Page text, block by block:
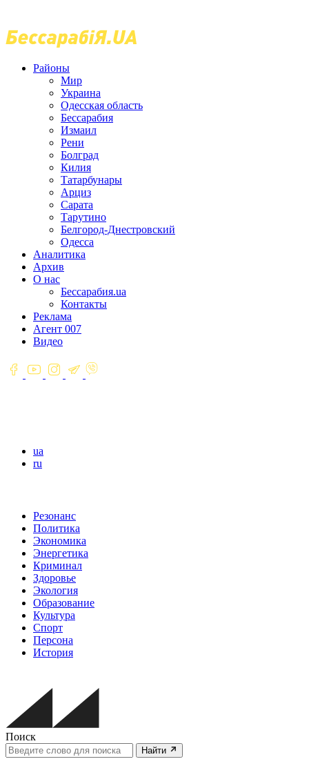
Районы
Мир
Украина
Одесская область
Бессарабия
Измаил
Рени
Болград
Килия
Татарбунары
Арциз
Сарата
Тарутино
Белгород-Днестровский
Одесса
Аналитика
Архив
О нас
Бессарабия.ua
Контакты
Реклама
Агент 007
Видео
ua
ru
Резонанс
Политика
Экономика
Энергетика
Криминал
Здоровье
Экология
Образование
Культура
Спорт
Персона
История
Поиск
Найти